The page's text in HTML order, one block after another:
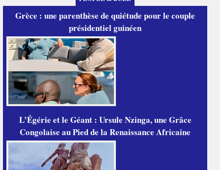
Grèce : une parenthèse de quiétude pour le couple
présidentiel guinéen
L’Égérie et le Géant : Ursule Nzinga, une Grâce
Congolaise au Pied de la Renaissance Africaine